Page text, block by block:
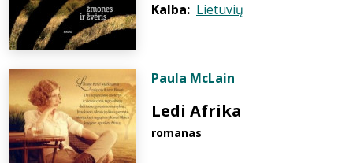
Kalba: Lietuvių
Paula McLain
Ledi Afrika
romanas